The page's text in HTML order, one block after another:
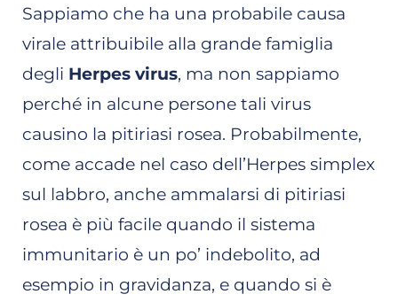
Sappiamo che ha una probabile causa
virale attribuibile alla grande famiglia
degli Herpes virus, ma non sappiamo
perché in alcune persone tali virus
causino la pitiriasi rosea. Probabilmente,
come accade nel caso dell’Herpes simplex
sul labbro, anche ammalarsi di pitiriasi
rosea è più facile quando il sistema
immunitario è un po’ indebolito, ad
esempio in gravidanza, e quando si è